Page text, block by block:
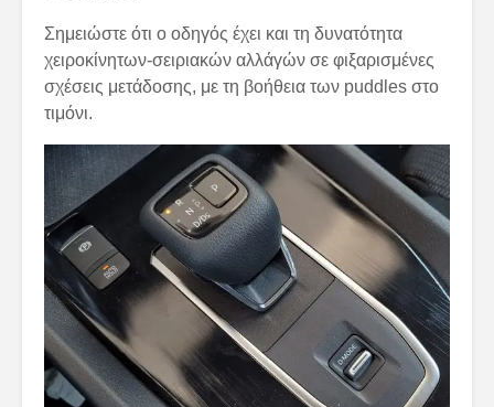
Σημειώστε ότι ο οδηγός έχει και τη δυνατότητα
χειροκίνητων-σειριακών αλλάγών σε φιξαρισμένες
σχέσεις μετάδοσης, με τη βοήθεια των puddles στο
τιμόνι.